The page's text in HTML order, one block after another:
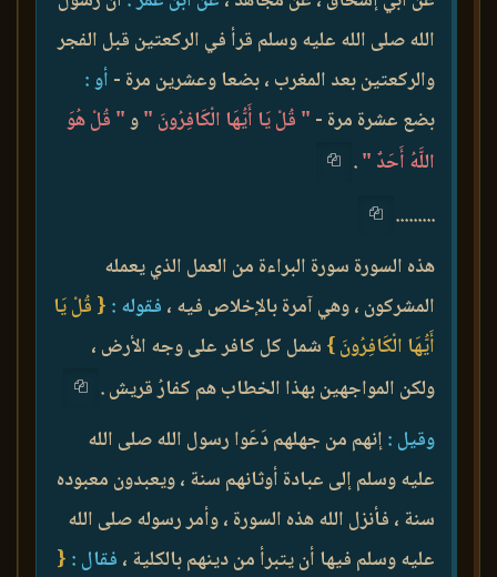
الله صلى الله عليه وسلم قرأ في الركعتين قبل الفجر
والركعتين بعد المغرب ، بضعا وعشرين مرة - أو :
بضع عشرة مرة - " قُلْ يَا أَيُّهَا الْكَافِرُونَ "و" قُلْ هُوَ
اللَّهُ أَحَدٌ ".
.........
هذه السورة سورة البراءة من العمل الذي يعمله
المشركون ، وهي آمرة بالإخلاص فيه ، فقوله : { قُلْ يَا
أَيُّهَا الْكَافِرُونَ } شمل كل كافر على وجه الأرض ،
ولكن المواجهين بهذا الخطاب هم كفارُ قريش .
وقيل :إنهم من جهلهم دَعَوا رسول الله صلى الله
عليه وسلم إلى عبادة أوثانهم سنة ، ويعبدون معبوده
سنة ، فأنزل الله هذه السورة ، وأمر رسوله صلى الله
عليه وسلم فيها أن يتبرأ من دينهم بالكلية ، فقال : {